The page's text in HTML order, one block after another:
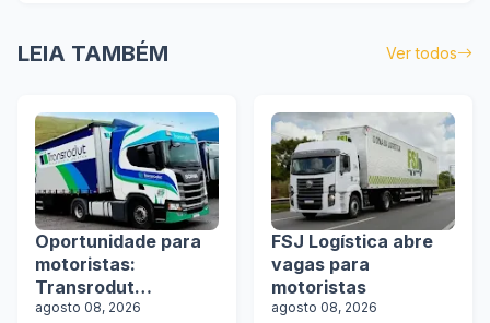
LEIA TAMBÉM Ver todos
Oportunidade para
motoristas:
Transrodut
Transportes abre
agosto 08, 2026
FSJ Logística abre
vagas para
motoristas
agosto 08, 2026